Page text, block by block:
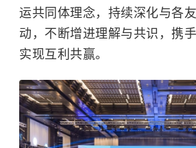
运共同体理念，持续深化与各
动，不断增进理解与共识，携
实现互利共赢。